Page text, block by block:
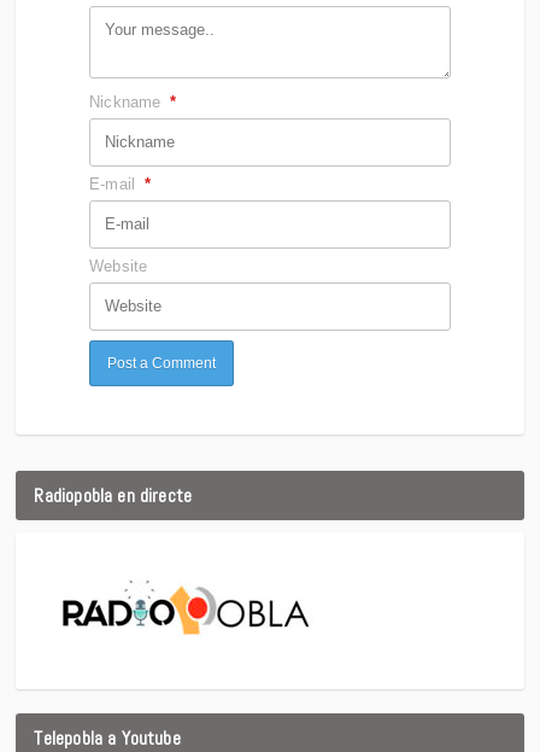
Nickname *
E-mail *
Website
Radiopobla en directe
Telepobla a Youtube